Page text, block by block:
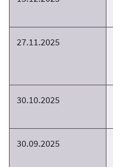
27.11.2025
30.10.2025
30.09.2025